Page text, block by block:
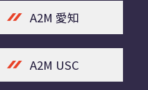
A2M 愛知
A2M USC